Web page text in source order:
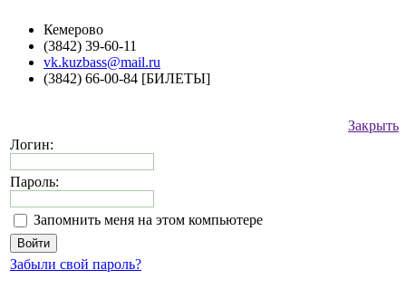
Кемерово
(3842) 39-60-11
vk.kuzbass@mail.ru
(3842) 66-00-84 [БИЛЕТЫ]
Закрыть
Логин:
Пароль:
Запомнить меня на этом компьютере
Забыли свой пароль?